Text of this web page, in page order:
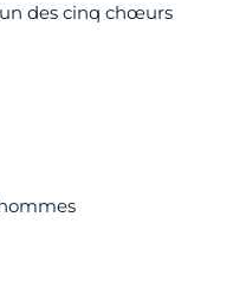
des cinq chœurs